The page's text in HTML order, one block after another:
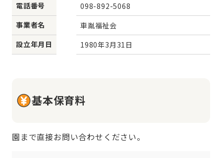
電話番号
098-892-5068
事業者名
車胤福祉会
設立年月日
1980年3月31日
基本保育料
園まで直接お問い合わせください。